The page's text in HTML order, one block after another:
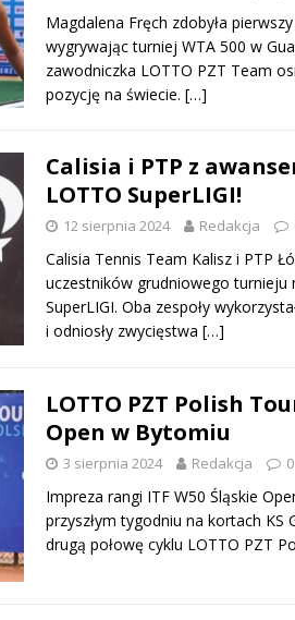
Magdalena Fręch zdobyła
wygrywając turniej WTA 500 w
zawodniczka LOTTO PZT Team
pozycję na świecie. […]
Calisia i PTP z
LOTTO SuperLIGI!
12 sierpnia 2024 Redakcja
Calisia Tennis Team Kalisz i PTP
uczestników grudniowego
SuperLIGI. Oba zespoły
i odniosły zwycięstwa […]
LOTTO PZT Polish
Open w Bytomiu
3 sierpnia 2024 Redakcja 0
Impreza rangi ITF W50 Śląskie
przyszłym tygodniu na kortach KS
drugą połowę cyklu LOTTO PZT